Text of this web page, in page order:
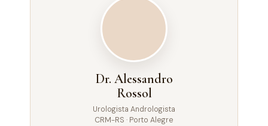
Dr. Alessandro
Rossol
Urologista Andrologista
CRM-RS · Porto Alegre